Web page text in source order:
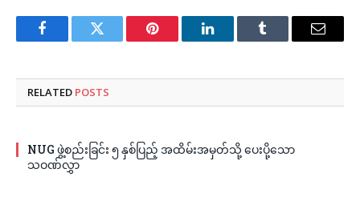
FacebookTwitter Pinterest LinkedInTumblr Email
RELATED POSTS
NUG ဖွဲ့စည်းခြင်း ၅ နှစ်ပြည့် အထိမ်းအမှတ်သို့ ပေးပို့သော
သဝဏ်လွှာ